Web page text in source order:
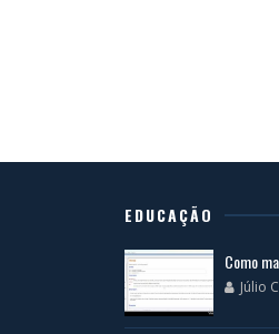
EDUCAÇÃO
Como
Júlio